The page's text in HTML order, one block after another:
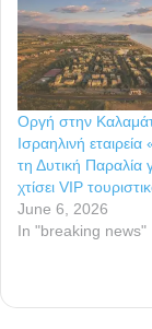
Οργή στην
Ισραηλινή εταιρεία
τη Δυτική Παραλία
χτίσει VIP
June 6, 2026
In "breaking news"